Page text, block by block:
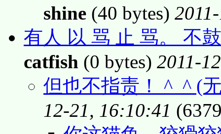
shine (40 bytes)
有人 以 骂 止 骂。 不
catfish (0 bytes) 2011-
但也不指责！ ^_^ (
12-21, 16:10:41